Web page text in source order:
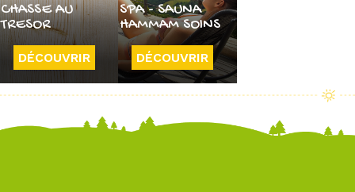
CHASSE AU
TRESOR
DÉCOUVRIR
SPA - SAUNA
HAMMAM SOINS
DÉCOUVRIR